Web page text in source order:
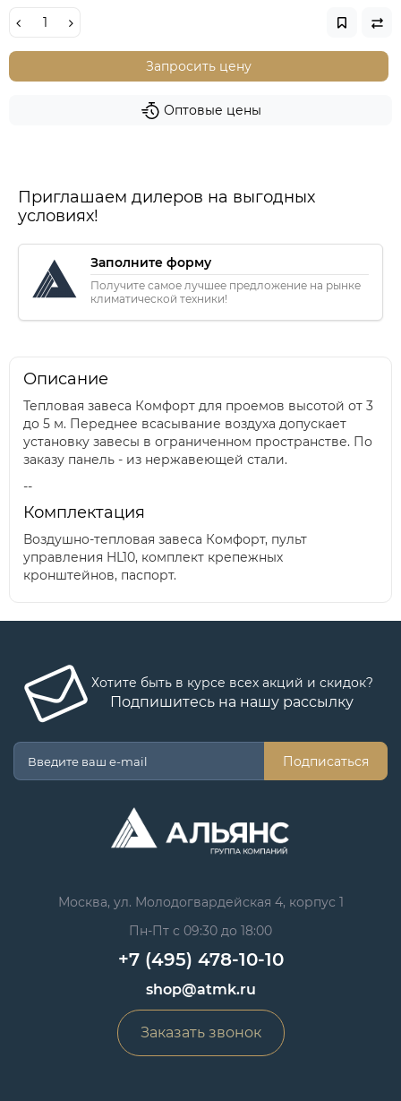
Запросить цену
Оптовые цены
Приглашаем дилеров на выгодных
условиях!
Заполните форму
Получите самое лучшее предложение на рынке
климатической техники!
Описание
Тепловая завеса Комфорт для проемов высотой от 3
до 5 м. Переднее всасывание воздуха допускает
установку завесы в ограниченном пространстве. По
заказу панель - из нержавеющей стали.
--
Комплектация
Воздушно-тепловая завеса Комфорт, пульт
управления HL10, комплект крепежных
кронштейнов, паспорт.
Хотите быть в курсе всех акций и скидок?
Подпишитесь на нашу рассылку
Подписаться
Москва, ул. Молодогвардейская 4, корпус 1
Пн-Пт с 09:30 до 18:00
+7 (495) 478-10-10
shop@atmk.ru
Заказать звонок